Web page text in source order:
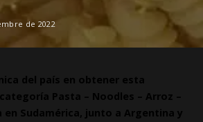
de 2022
del país en obtener esta
Pasta – Noodles – Arroz –
en Sudamérica, junto a Argentina y